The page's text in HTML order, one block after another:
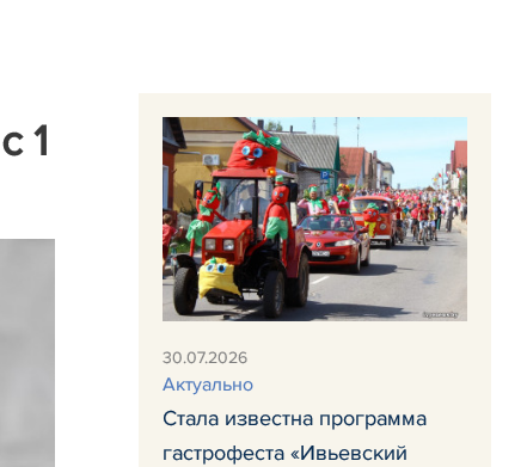
1
30.07.2026
Актуально
Стала известна программа
гастрофеста «Ивьевский